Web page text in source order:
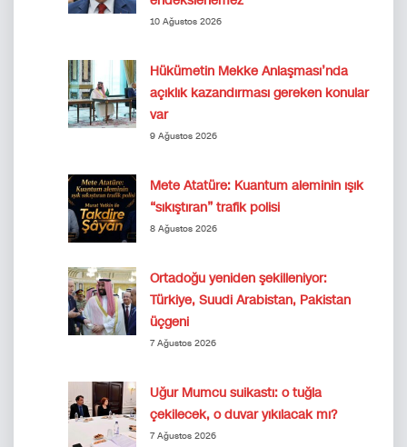
10 Ağustos 2026
Hükümetin Mekke Anlaşması’nda
açıklık kazandırması gereken konular
var
9 Ağustos 2026
Mete Atatüre: Kuantum aleminin ışık
“sıkıştıran” trafik polisi
8 Ağustos 2026
Ortadoğu yeniden şekilleniyor:
Türkiye, Suudi Arabistan, Pakistan
üçgeni
7 Ağustos 2026
Uğur Mumcu suikastı: o tuğla
çekilecek, o duvar yıkılacak mı?
7 Ağustos 2026